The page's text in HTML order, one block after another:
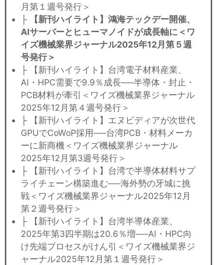
月第１週号発行＞
├
【新刊ハイライト】鴻海テックデー開催、
AIサーバーとヒューマノイドが成長軸に＜ワ
イズ機械業界ジャーナル2025年12月第５週
号発行＞
├ 【新刊ハイライト】台湾電子材料産業、
AI・HPC需要で9.9％成長──半導体・封止・
PCB材料が牽引＜ワイズ機械業界ジャーナル
2025年12月第４週号発行＞
├ 【新刊ハイライト】エヌビディアが次世代
GPUでCoWoP採用──台湾PCB・材料メーカ
ーに新商機＜ワイズ機械業界ジャーナル
2025年12月第3週号発行＞
├ 【新刊ハイライト】台湾で半導体材料サプ
ライチェーン構築進む──海外勢の牙城に挑
戦＜ワイズ機械業界ジャーナル2025年12月
第２週号発行＞
├ 【新刊ハイライト】台湾半導体産業、
2025年第3四半期は20.6％増──AI・HPC向
け先端プロセスがけん引＜ワイズ機械業界ジ
ャーナル2025年12月第１週号発行＞